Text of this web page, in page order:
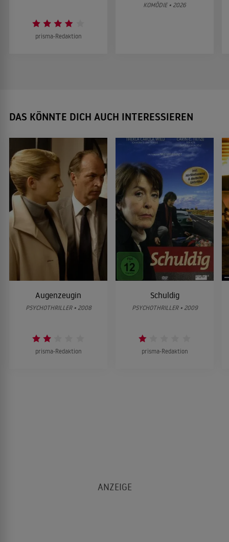
prisma-Redaktion
KOMÖDIE • 2026
DAS KÖNNTE DICH AUCH INTERESSIEREN
Augenzeugin
PSYCHOTHRILLER • 2008
prisma-Redaktion
Schuldig
PSYCHOTHRILLER • 2009
prisma-Redaktion